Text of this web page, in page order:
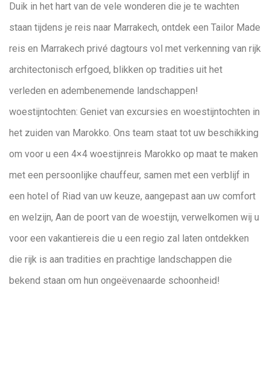
Duik in het hart van de vele wonderen die je te wachten
staan tijdens je reis naar Marrakech, ontdek een Tailor Made
reis en Marrakech privé dagtours vol met verkenning van rijk
architectonisch erfgoed, blikken op tradities uit het
verleden en adembenemende landschappen!
woestijntochten: Geniet van excursies en woestijntochten in
het zuiden van Marokko. Ons team staat tot uw beschikking
om voor u een 4×4 woestijnreis Marokko op maat te maken
met een persoonlijke chauffeur, samen met een verblijf in
een hotel of Riad van uw keuze, aangepast aan uw comfort
en welzijn, Aan de poort van de woestijn, verwelkomen wij u
voor een vakantiereis die u een regio zal laten ontdekken
die rijk is aan tradities en prachtige landschappen die
bekend staan om hun ongeëvenaarde schoonheid!